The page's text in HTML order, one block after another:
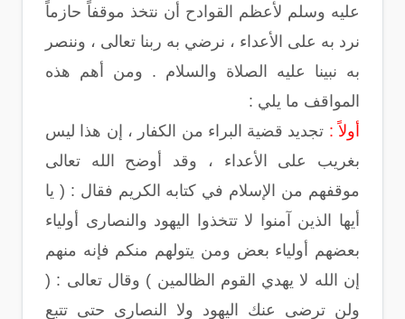
عليه وسلم لأعظم القوادح أن نتخذ موقفاً حازماً
نرد به على الأعداء ، نرضي به ربنا تعالى ، وننصر
به نبينا عليه الصلاة والسلام . ومن أهم هذه
المواقف ما يلي :
أولاً : تجديد قضية البراء من الكفار ، إن هذا ليس
بغريب على الأعداء ، وقد أوضح الله تعالى
موقفهم من الإسلام في كتابه الكريم فقال : ( يا
أيها الذين آمنوا لا تتخذوا اليهود والنصارى أولياء
بعضهم أولياء بعض ومن يتولهم منكم فإنه منهم
إن الله لا يهدي القوم الظالمين ) وقال تعالى : (
ولن ترضى عنك اليهود ولا النصارى حتى تتبع